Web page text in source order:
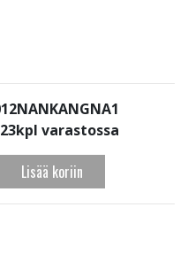
varastossa
Lisää koriin